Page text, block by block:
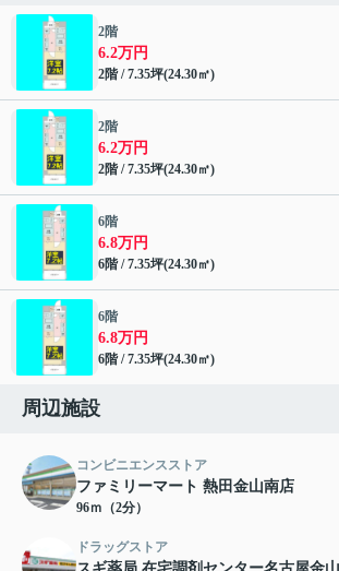
2階
6.2万円
2階 / 7.35坪(24.30㎡)
2階
6.2万円
2階 / 7.35坪(24.30㎡)
6階
6.8万円
6階 / 7.35坪(24.30㎡)
6階
6.8万円
6階 / 7.35坪(24.30㎡)
周辺施設
コンビニエンスストア
ファミリーマート 熱田金山南店
96ｍ（2分）
ドラッグストア